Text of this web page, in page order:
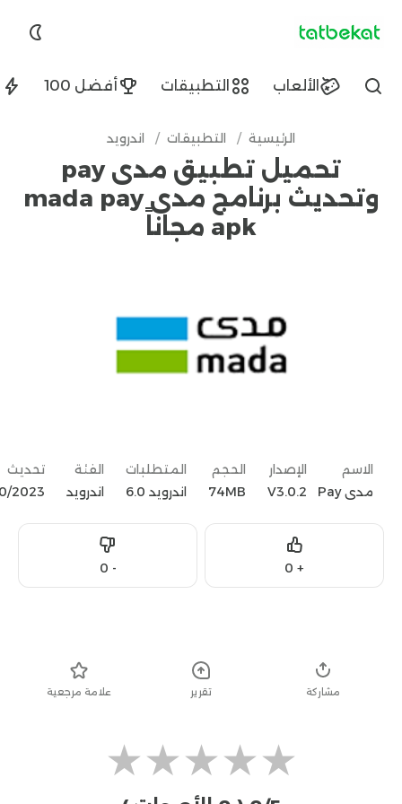
tatbekat.net
الألعاب التطبيقات أفضل 100
Find
الرئيسية / التطبيقات / اندرويد
تحميل تطبيق مدى pay
وتحديث برنامج مدى mada pay
apk مجاناً
الاسم
مدى Pay
الإصدار
V3.0.2
الحجم
74MB
المتطلبات
اندرويد 6.0
الفئة
اندرويد
تحديث
2023
+
0
Like
-
0
Dislike
مشاركة تقرير علامة مرجعية
★
★
★
★
★